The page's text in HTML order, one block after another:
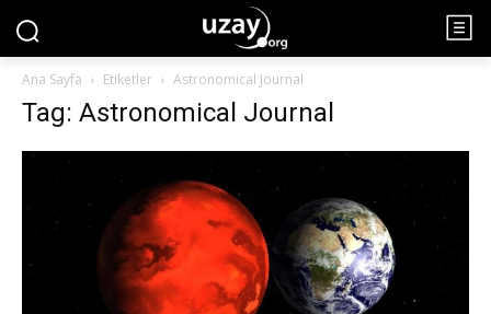
Ana Sayfa Etiketler Astronomical Journal
Tag: Astronomical Journal